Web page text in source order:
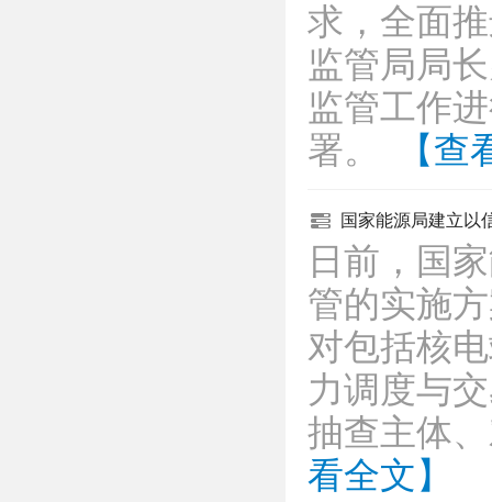
求，全面
监管局局
监管工作
署。
【查
国家能源局建立以
日前，国
管的实施
对包括核
力调度与
抽查主体
看全文】